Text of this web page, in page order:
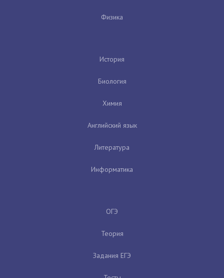
Физика
История
Биология
Химия
Английский язык
Литература
Информатика
ОГЭ
Теория
Задания ЕГЭ